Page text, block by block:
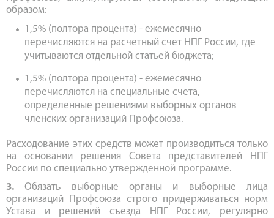
образом:
1,5% (полтора процента) - ежемесячно
перечисляются на расчетный счет НПГ России, где
учитываются отдельной статьей бюджета;
1,5% (полтора процента) - ежемесячно
перечисляются на специальные счета,
определенные решениями выборных органов
членских организаций Профсоюза.
Расходование этих средств может производиться только
на основании решения Совета представителей НПГ
России по специально утвержденной программе.
3. Обязать выборные органы и выборные лица
организаций Профсоюза строго придерживаться норм
Устава и решений съезда НПГ России, регулярно